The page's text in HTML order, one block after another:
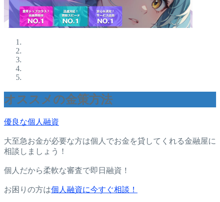
オススメの金策方法
優良な個人融資
大至急お金が必要な方は個人でお金を貸してくれる金融屋に
相談しましょう！
個人だから柔軟な審査で即日融資！
お困りの方は個人融資に今すぐ相談！